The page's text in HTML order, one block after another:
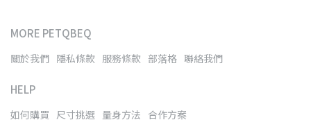
MORE PETQBEQ
關於我們 隱私條款 服務條款 部落格 聯絡我們
HELP
如何購買 尺寸挑選 量身方法 合作方案